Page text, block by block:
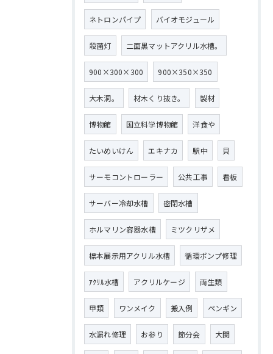
ネトロンパイプ バイオモジュール
殺菌灯 二面黒マットアクリル水槽。
900×300×300 900×350×350
大木洞。 材木くり抜き。 製材
博物館 国立科学博物館 洋食や
たいめいけん エキナカ 駅中 貝
サーモコントローラー 公共工事 看板
サーバー冷却水槽 密閉水槽
ホルマリン容器水槽 ミツクリザメ
標本展示用アクリル水槽 循環ポンプ修理
ｱｸﾘﾙ水槽 アクリルケージ 両生類
甲類 ワンメイク 搬入例 ペンギン
水漏れ修理 お参り 節分会 大関